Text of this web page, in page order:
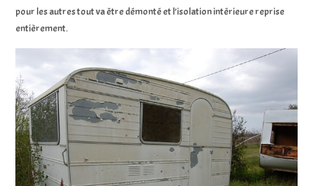
pour les autres tout va être démonté et l’isolation intérieure reprise
entièrement.